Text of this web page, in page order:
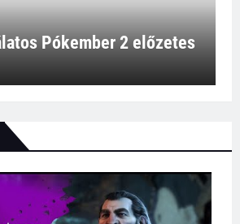
Pókember 2 előzetes